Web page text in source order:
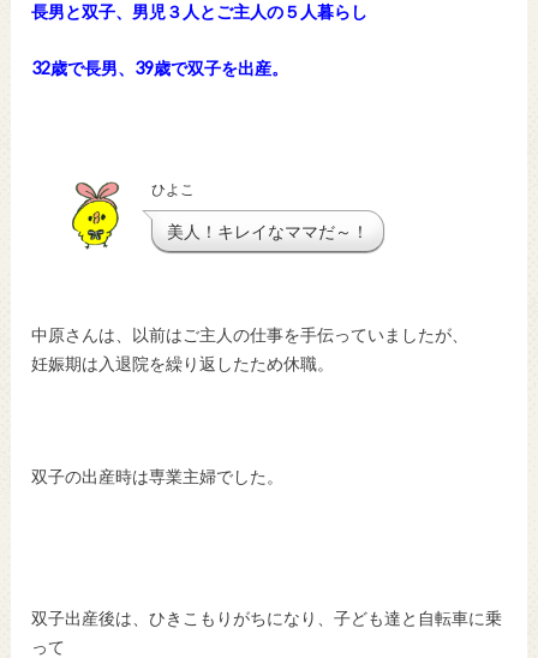
長男と双子、男児３人とご主人の５人暮らし
32歳で長男、39歳で双子を出産。
ひよこ
美人！キレイなママだ～！
中原さんは、以前はご主人の仕事を手伝っていましたが、
妊娠期は入退院を繰り返したため休職。
双子の出産時は専業主婦でした。
双子出産後は、ひきこもりがちになり、子ども達と自転車に乗
って